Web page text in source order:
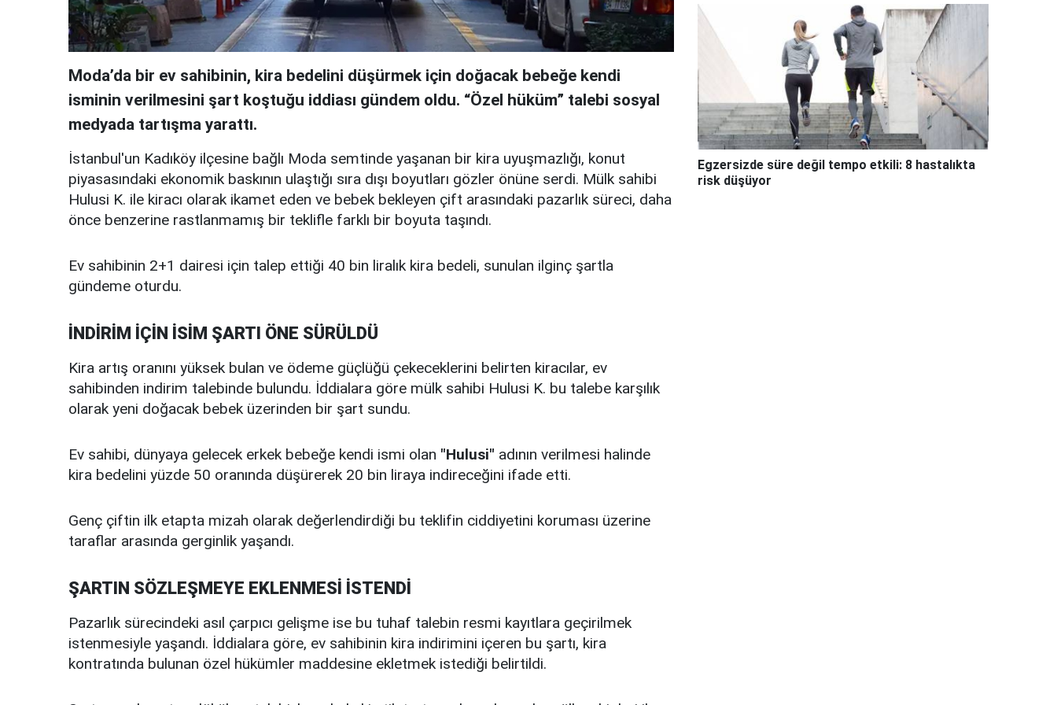
Moda’da bir ev sahibinin, kira bedelini düşürmek için doğacak bebeğe kendi
isminin verilmesini şart koştuğu iddiası gündem oldu. “Özel hüküm” talebi sosyal
medyada tartışma yarattı.
İstanbul'un Kadıköy ilçesine bağlı Moda semtinde yaşanan bir kira uyuşmazlığı, konut
piyasasındaki ekonomik baskının ulaştığı sıra dışı boyutları gözler önüne serdi. Mülk sahibi
Hulusi K. ile kiracı olarak ikamet eden ve bebek bekleyen çift arasındaki pazarlık süreci, daha
önce benzerine rastlanmamış bir teklifle farklı bir boyuta taşındı.
Ev sahibinin 2+1 dairesi için talep ettiği 40 bin liralık kira bedeli, sunulan ilginç şartla
gündeme oturdu.
İNDİRİM İÇİN İSİM ŞARTI ÖNE SÜRÜLDÜ
Kira artış oranını yüksek bulan ve ödeme güçlüğü çekeceklerini belirten kiracılar, ev
sahibinden indirim talebinde bulundu. İddialara göre mülk sahibi Hulusi K. bu talebe karşılık
olarak yeni doğacak bebek üzerinden bir şart sundu.
Ev sahibi, dünyaya gelecek erkek bebeğe kendi ismi olan "Hulusi" adının verilmesi halinde
kira bedelini yüzde 50 oranında düşürerek 20 bin liraya indireceğini ifade etti.
Genç çiftin ilk etapta mizah olarak değerlendirdiği bu teklifin ciddiyetini koruması üzerine
taraflar arasında gerginlik yaşandı.
ŞARTIN SÖZLEŞMEYE EKLENMESİ İSTENDİ
Pazarlık sürecindeki asıl çarpıcı gelişme ise bu tuhaf talebin resmi kayıtlara geçirilmek
istenmesiyle yaşandı. İddialara göre, ev sahibinin kira indirimini içeren bu şartı, kira
kontratında bulunan özel hükümler maddesine ekletmek istediği belirtildi.
Egzersizde süre değil tempo etkili: 8 hastalıkta
risk düşüyor